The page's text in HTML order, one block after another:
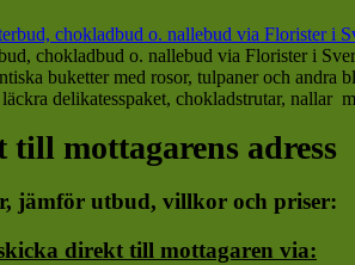
chokladbud o. nallebud via Florister i
buketter med rosor, tulpaner och andra
delikatesspaket, chokladstrutar, nallar
till mottagarens adress
jämför utbud, villkor och priser:
direkt till mottagaren via: